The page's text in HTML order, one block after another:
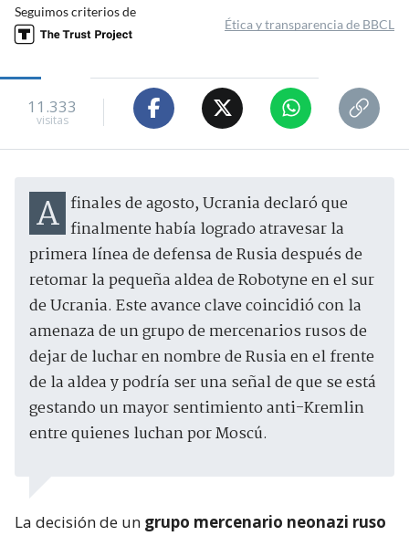
Seguimos criterios de
Ética y transparencia de BBCL
11.333
visitas
A finales de agosto, Ucrania declaró que finalmente había logrado atravesar la
primera línea de defensa de Rusia después de
retomar la pequeña aldea de Robotyne en el sur
de Ucrania. Este avance clave coincidió con la
amenaza de un grupo de mercenarios rusos de
dejar de luchar en nombre de Rusia en el frente
de la aldea y podría ser una señal de que se está
gestando un mayor sentimiento anti-Kremlin
entre quienes luchan por Moscú.
La decisión de un grupo mercenario neonazi ruso